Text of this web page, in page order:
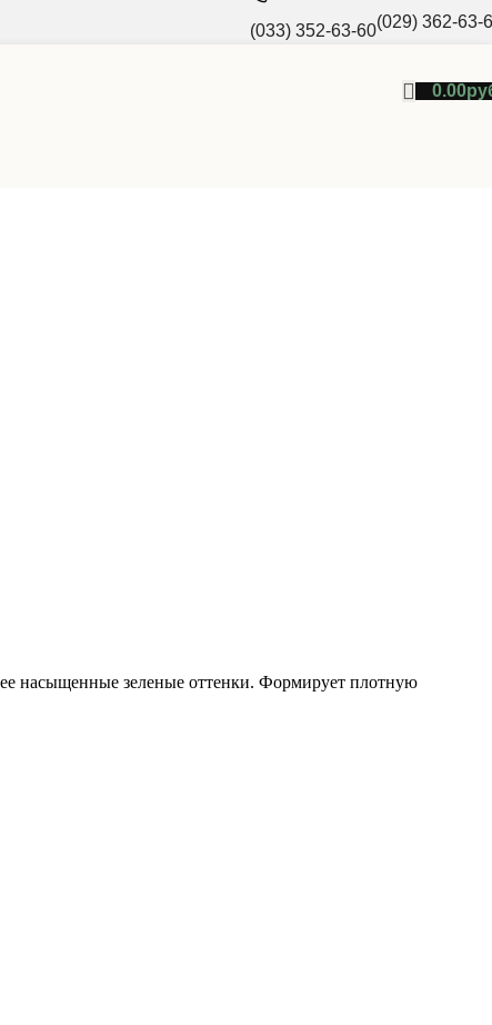
(033) 352-63-60(029) 362-63-
0.00
насыщенные зеленые оттенки. Формирует плотную